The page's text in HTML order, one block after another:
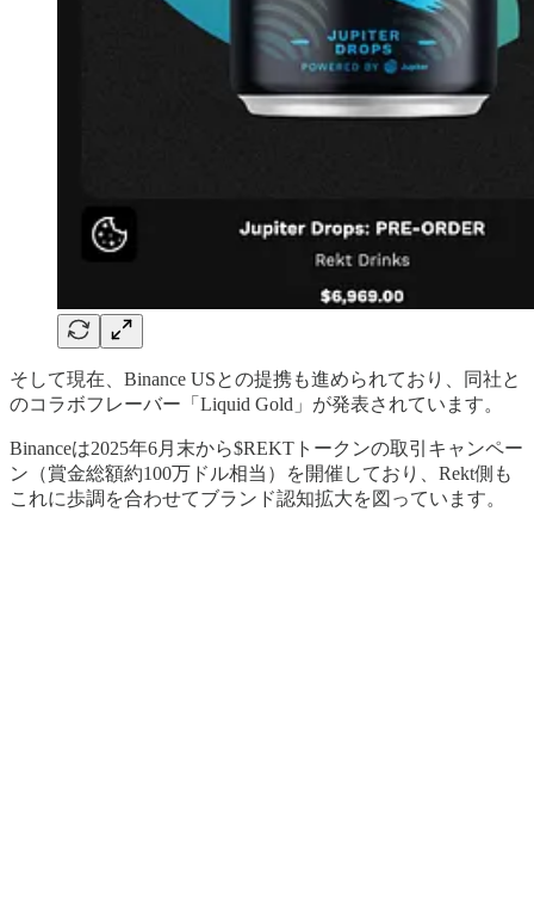
そして現在、Binance USとの提携も進められており、同社と
のコラボフレーバー「Liquid Gold」が発表されています。
Binanceは2025年6月末から$REKTトークンの取引キャンペー
ン（賞金総額約100万ドル相当）を開催しており、Rekt側も
これに歩調を合わせてブランド認知拡大を図っています。